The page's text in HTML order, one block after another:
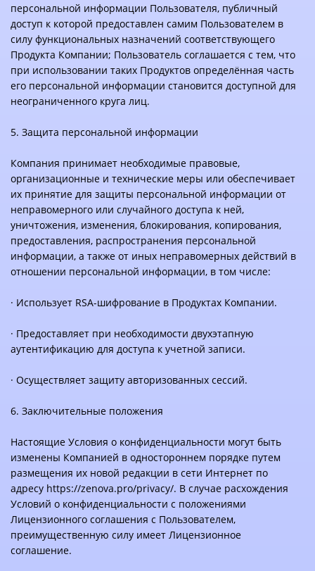
персональной информации Пользователя, публичный
доступ к которой предоставлен самим Пользователем в
силу функциональных назначений соответствующего
Продукта Компании; Пользователь соглашается с тем, что
при использовании таких Продуктов определённая часть
его персональной информации становится доступной для
неограниченного круга лиц.
5. Защита персональной информации
Компания принимает необходимые правовые,
организационные и технические меры или обеспечивает
их принятие для защиты персональной информации от
неправомерного или случайного доступа к ней,
уничтожения, изменения, блокирования, копирования,
предоставления, распространения персональной
информации, а также от иных неправомерных действий в
отношении персональной информации, в том числе:
· Использует RSA-шифрование в Продуктах Компании.
· Предоставляет при необходимости двухэтапную
аутентификацию для доступа к учетной записи.
· Осуществляет защиту авторизованных сессий.
6. Заключительные положения
Настоящие Условия о конфиденциальности могут быть
изменены Компанией в одностороннем порядке путем
размещения их новой редакции в сети Интернет по
адресу https://zenova.pro/privacy/. В случае расхождения
Условий о конфиденциальности с положениями
Лицензионного соглашения с Пользователем,
преимущественную силу имеет Лицензионное
соглашение.